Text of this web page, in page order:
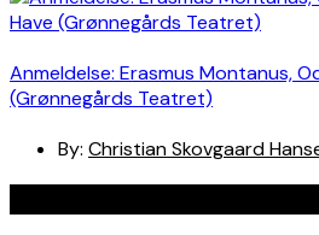
Anmeldelse: Erasmus Montanus,
(Grønnegårds Teatret)
By: Christian Skovgaard